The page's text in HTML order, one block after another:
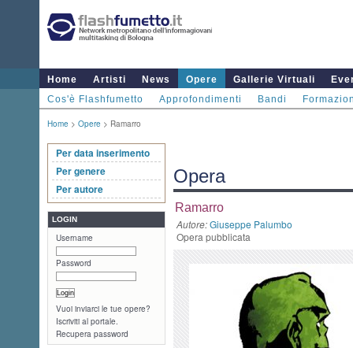
Home Artisti News Opere Gallerie Virtuali
Cos'è Flashfumetto
Approfondimenti Bandi
Home > Opere > Ramarro
Per data inserimento
Per genere
Per autore
LOGIN
Username
Password
Vuoi inviarci le tue opere?
Iscriviti al portale.
Recupera password
Opera
Ramarro
Autore:Giuseppe Palumbo
Opera pubblicata